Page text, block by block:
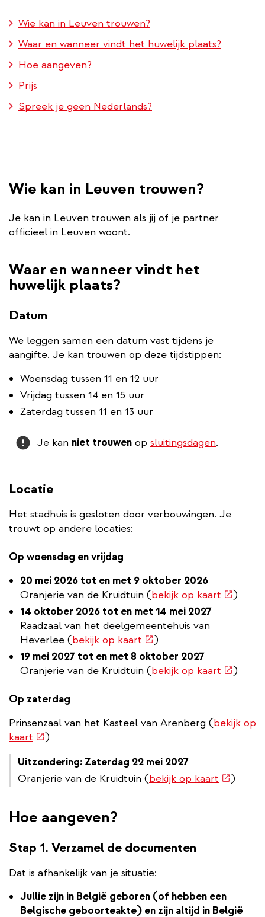
Wie kan in Leuven trouwen?
Waar en wanneer vindt het huwelijk plaats?
Hoe aangeven?
Prijs
Spreek je geen Nederlands?
Wie kan in Leuven trouwen?
Je kan in Leuven trouwen als jij of je partner
officieel in Leuven woont.
Waar en wanneer vindt het
huwelijk plaats?
Datum
We leggen samen een datum vast tijdens je
aangifte. Je kan trouwen op deze tijdstippen:
Woensdag tussen 11 en 12 uur
Vrijdag tussen 14 en 15 uur
Zaterdag tussen 11 en 13 uur
Attention
Je kan niet trouwen op sluitingsdagen.
Locatie
Het stadhuis is gesloten door verbouwingen. Je
trouwt op andere locaties:
Op woensdag en vrijdag
20 mei 2026 tot en met 9 oktober 2026
Oranjerie van de Kruidtuin (bekijk op kaart (externe
)
14 oktober 2026 tot en met 14 mei 2027
Raadzaal van het deelgemeentehuis van
Heverlee (bekijk op kaart (externe
link)
)
19 mei 2027 tot en met 8 oktober 2027
Oranjerie van de Kruidtuin (bekijk op kaart (externe
)
Op zaterdag
Prinsenzaal van het Kasteel van Arenberg (bekijk op
kaart (externe
)
Uitzondering: Zaterdag 22 mei 2027
Oranjerie van de Kruidtuin (bekijk op kaart (externe
)
Hoe aangeven?
Stap 1. Verzamel de documenten
Dat is afhankelijk van je situatie:
Jullie zijn in België geboren (of hebben een
Belgische geboorteakte) en zijn altijd in België